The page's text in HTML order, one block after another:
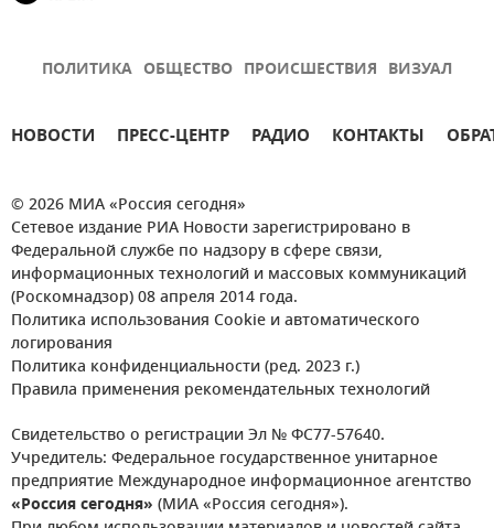
ПОЛИТИКА ОБЩЕСТВО ПРОИСШЕСТВИЯ ВИЗУАЛ
НОВОСТИ ПРЕСС-ЦЕНТР РАДИО КОНТАКТЫ
© 2026 МИА «Россия сегодня»
Сетевое издание РИА Новости зарегистрировано в
Федеральной службе по надзору в сфере связи,
информационных технологий и массовых коммуникаций
(Роскомнадзор) 08 апреля 2014 года.
Политика использования Cookie и автоматического
логирования
Политика конфиденциальности (ред. 2023 г.)
Правила применения рекомендательных технологий
Свидетельство о регистрации Эл № ФС77-57640.
Учредитель: Федеральное государственное унитарное
предприятие Международное информационное агентство
«Россия сегодня» (МИА «Россия сегодня»).